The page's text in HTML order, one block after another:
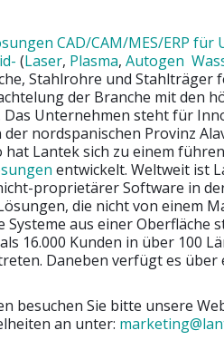
CAD/CAM/MES/ERP
(Laser, Plasma, Autogen
Stahlrohre und Stahlträger
der Branche mit den
Das Unternehmen steht für
nordspanischen Provinz
Lantek sich zu einem
entwickelt. Weltweit ist
proprietärer Software in
die nicht von einem
Systeme aus einer Oberfläche
16.000 Kunden in über 100
Daneben verfügt es
besuchen Sie bitte unsere
an unter: